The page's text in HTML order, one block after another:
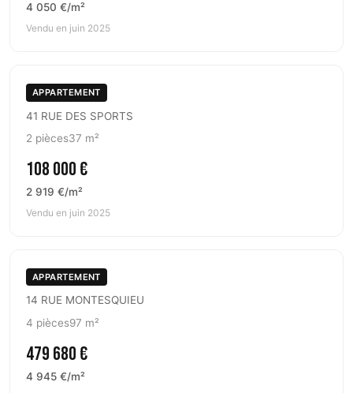
4 050 €/m²
Vendu en juin 2025
APPARTEMENT
41 RUE DES SPORTS
2 pièces37 m²
108 000 €
2 919 €/m²
Vendu en juin 2025
APPARTEMENT
14 RUE MONTESQUIEU
4 pièces97 m²
479 680 €
4 945 €/m²